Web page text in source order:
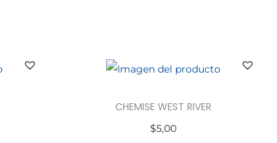
CHEMISE WEST RIVER
$5,00